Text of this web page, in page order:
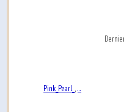
Pink_Pearl_ ,...